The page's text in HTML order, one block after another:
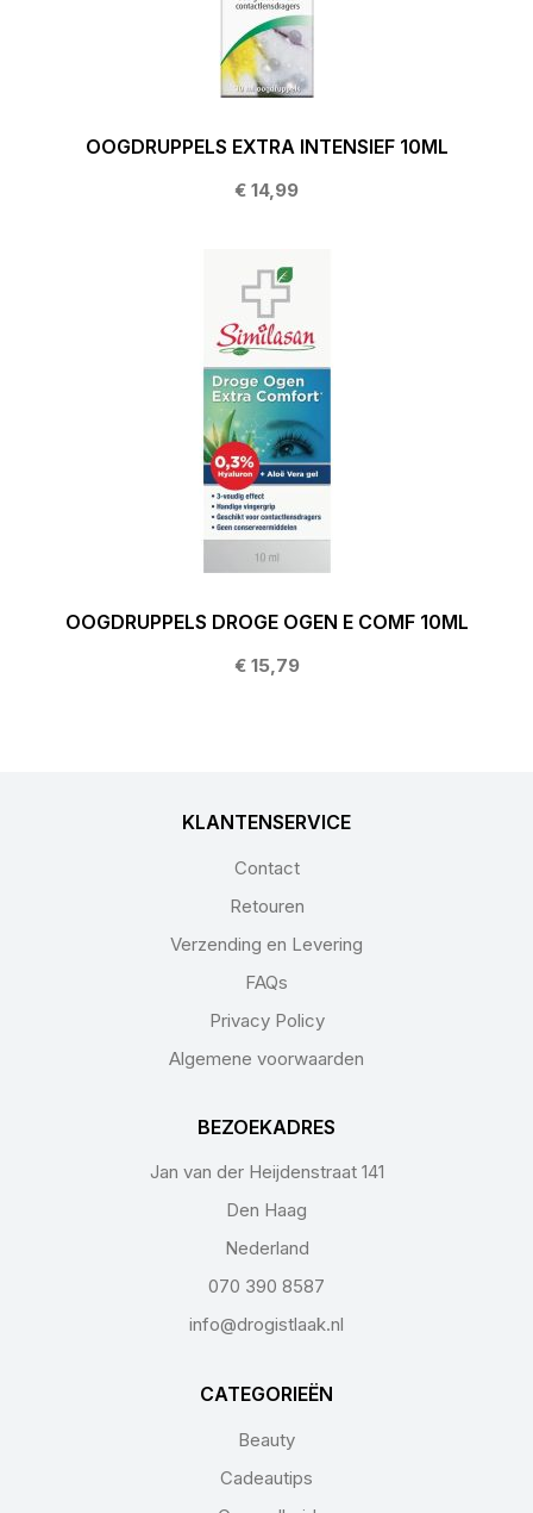
OOGDRUPPELS EXTRA INTENSIEF 10ML
€ 14,99
OOGDRUPPELS DROGE OGEN E COMF 10ML
€ 15,79
KLANTENSERVICE
Contact
Retouren
Verzending en Levering
FAQs
Privacy Policy
Algemene voorwaarden
BEZOEKADRES
Jan van der Heijdenstraat 141
Den Haag
Nederland
070 390 8587
info@drogistlaak.nl
CATEGORIEËN
Beauty
Cadeautips